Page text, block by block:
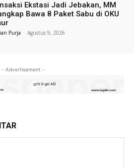
Ekstasi Jadi Jebakan, MM
Bawa 8 Paket Sabu di OKU
Purja - Agustus 9, 2026
- Advertisement -